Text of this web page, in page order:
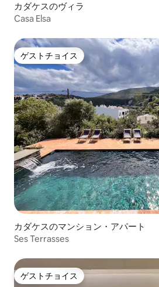
カダケスのヴィラ
Casa Elsa
ゲストチョイス
ゲストチョイス
カダケスのマンション・アパート
Ses Terrasses
ゲストチョイス
ゲストチョイス